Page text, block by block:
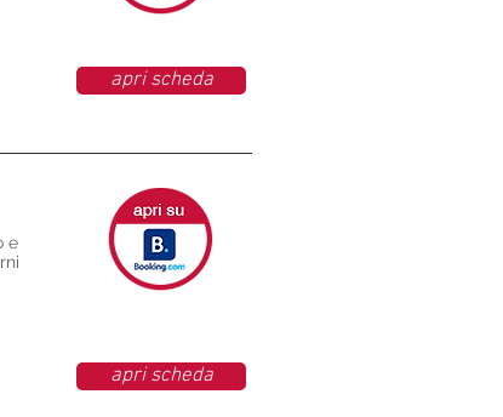
apri scheda
e
apri scheda